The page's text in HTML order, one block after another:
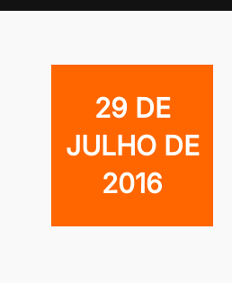
29 DE
JULHO DE
2016